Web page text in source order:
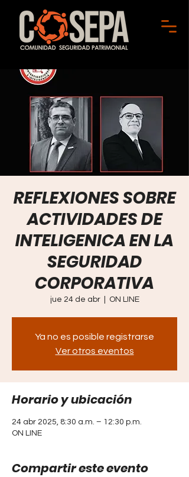
REFLEXIONES SOBRE
ACTIVIDADES DE
INTELIGENICA EN LA
SEGURIDAD
CORPORATIVA
jue 24 de abr
  |
ON LINE
Ya no es posible registrarse
Ver otros eventos
Horario y ubicación
24 abr 2025, 8:30 a.m. – 12:30 p.m.
ON LINE
Compartir este evento